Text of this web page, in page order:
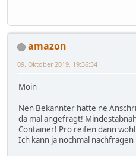
amazon
09. Oktober 2019, 19:36:34
Moin
Nen Bekannter hatte ne
da mal angefragt!
Container! Pro reifen dann
Ich kann ja nochmal nachfragen